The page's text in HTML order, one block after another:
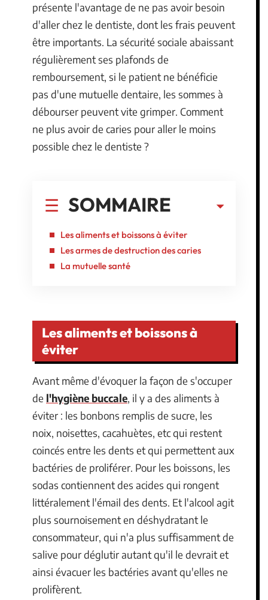
présente l'avantage de ne pas avoir besoin
d'aller chez le dentiste, dont les frais peuvent
être importants. La sécurité sociale abaissant
régulièrement ses plafonds de
remboursement, si le patient ne bénéficie
pas d'une mutuelle dentaire, les sommes à
débourser peuvent vite grimper. Comment
ne plus avoir de caries pour aller le moins
possible chez le dentiste ?
SOMMAIRE
Les aliments et boissons à éviter
Les armes de destruction des caries
La mutuelle santé
Les aliments et boissons à
éviter
Avant même d'évoquer la façon de s'occuper
de l'hygiène buccale, il y a des aliments à
éviter : les bonbons remplis de sucre, les
noix, noisettes, cacahuètes, etc qui restent
coincés entre les dents et qui permettent aux
bactéries de proliférer. Pour les boissons, les
sodas contiennent des acides qui rongent
littéralement l'émail des dents. Et l'alcool agit
plus sournoisement en déshydratant le
consommateur, qui n'a plus suffisamment de
salive pour déglutir autant qu'il le devrait et
ainsi évacuer les bactéries avant qu'elles ne
prolifèrent.